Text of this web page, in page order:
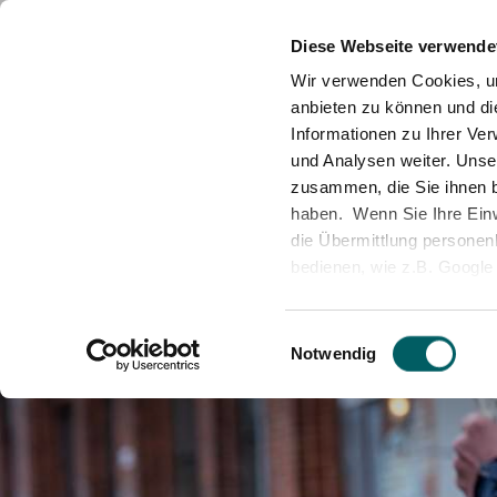
Diese Webseite
Wir verwenden Cookies,
anbieten zu können und
Informationen zu Ihrer
und Analysen weiter.
zusammen, die Sie ihnen
haben. Wenn Sie Ihre
die Übermittlung
bedienen, wie z.B.
Shield 2.0 -
https://
europäischen
Änderung der Cookie-
Sie können Ihre
Einwilligungsauswahl
Notwendig
Unsere Partner
Neueinsteiger & Umsteiger Kurse
Team